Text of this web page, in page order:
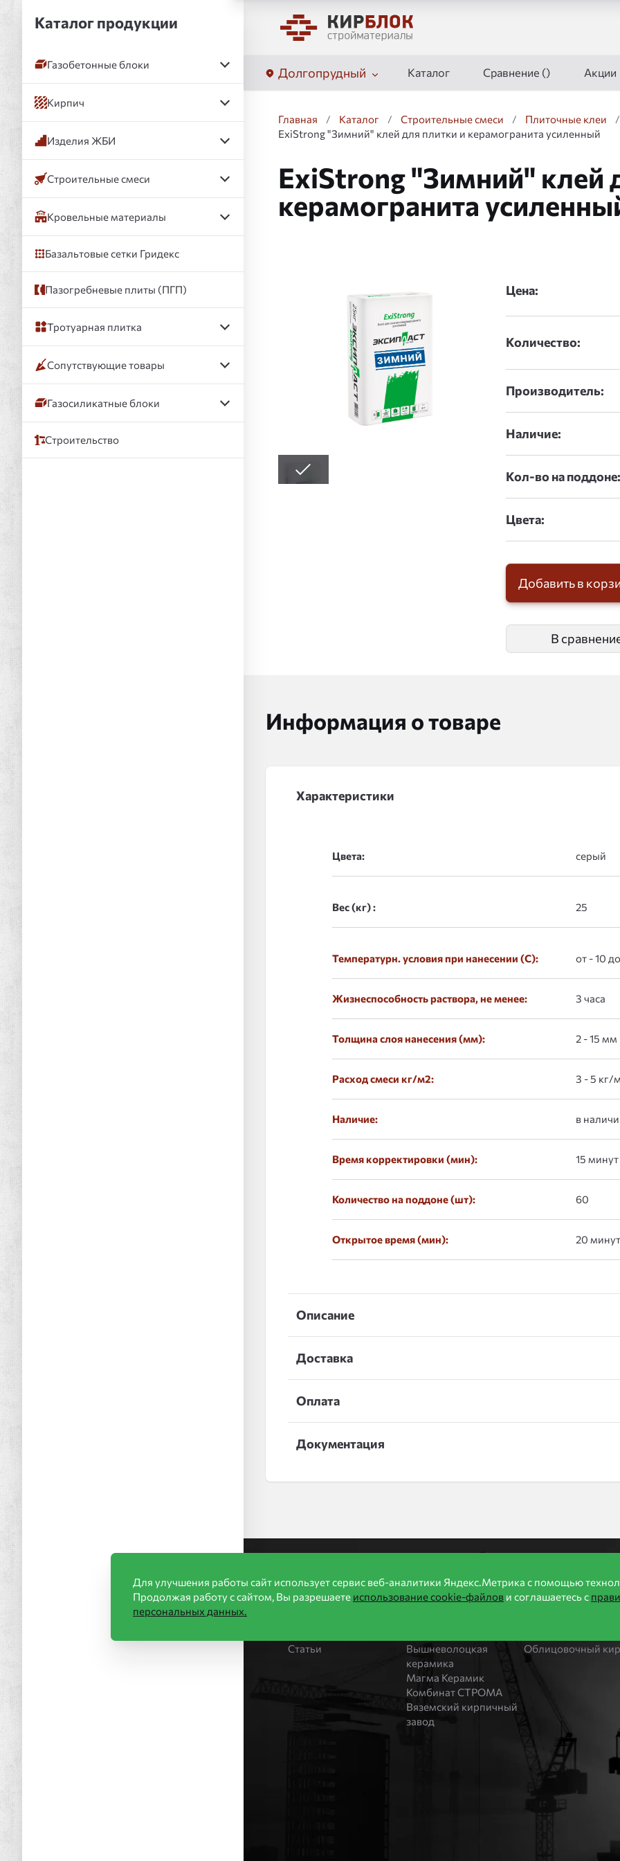
Долгопрудный Каталог Сравнение () Акции
Главная / Каталог / Строительные смеси / Плиточные клеи
/
ExiStrong "Зимний" клей для плитки и керамогранита усиленный
ExiStrong "Зимний" клей
керамогранита
Цена:
Количество:
Производитель:
Наличие:
Кол-во на
Цвета:
Добавить в
В
Информация о товаре
Характеристики
Цвета:
Вес (кг) :
Температурн. условия при нанесении (С): от - 10
Жизнеспособность раствора, не менее: 3 часа
Толщина слоя нанесения (мм): 2 - 15 мм
Расход смеси кг/м2: 3 - 5 кг/
Наличие: в
Время корректировки (мин): 15 минут
Количество на поддоне (шт): 60
Открытое время (мин): 20 минут
Описание
Доставка
Оплата
Документация
Информация
Акции
Статьи
Производители
Бренды
Вышневолоцкая
керамика
Магма Керамик
Комбинат СТРОМА
Вяземский кирпичный
завод
Продукция
Каталог
Облицовочный
Каталог продукции
Газобетонные блоки
Кирпич
Изделия ЖБИ
Строительные смеси
Кровельные материалы
Базальтовые сетки Гридекс
Пазогребневые плиты (ПГП)
Тротуарная плитка
Сопутствующие товары
Газосиликатные блоки
Строительство
Для улучшения работы сайт использует сервис веб-аналитики Яндекс.Метрика с помощью
Продолжая работу с сайтом, Вы разрешаете использование cookie-файлов и соглашаетесь с
персональных данных.